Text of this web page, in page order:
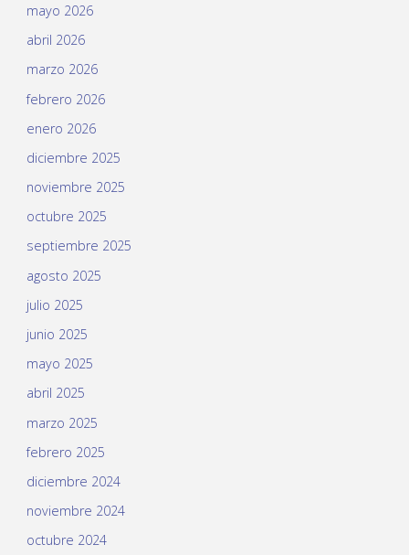
mayo 2026
abril 2026
marzo 2026
febrero 2026
enero 2026
diciembre 2025
noviembre 2025
octubre 2025
septiembre 2025
agosto 2025
julio 2025
junio 2025
mayo 2025
abril 2025
marzo 2025
febrero 2025
diciembre 2024
noviembre 2024
octubre 2024